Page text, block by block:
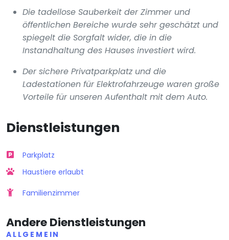
Die tadellose Sauberkeit der Zimmer und
öffentlichen Bereiche wurde sehr geschätzt und
spiegelt die Sorgfalt wider, die in die
Instandhaltung des Hauses investiert wird.
Der sichere Privatparkplatz und die
Ladestationen für Elektrofahrzeuge waren große
Vorteile für unseren Aufenthalt mit dem Auto.
Dienstleistungen
Parkplatz
Haustiere erlaubt
Familienzimmer
Andere Dienstleistungen
ALLGEMEIN